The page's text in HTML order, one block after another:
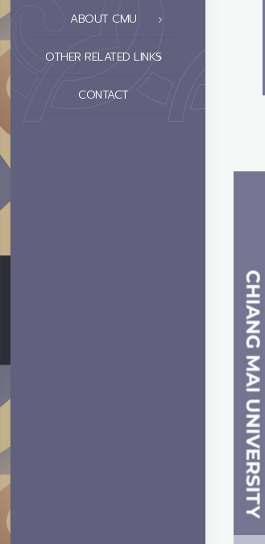
ABOUT CMU
OTHER RELATED LINKS
CONTACT